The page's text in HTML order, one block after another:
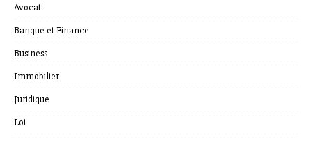
Avocat
Banque et Finance
Business
Immobilier
Juridique
Loi